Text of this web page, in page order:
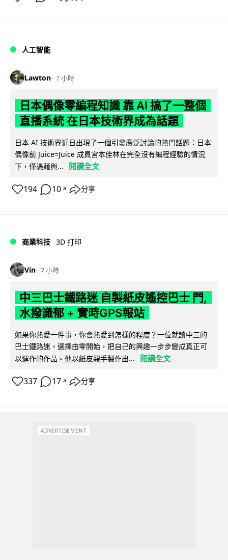
人工智能
Lawton 7 小時
日本偶像零編程知識 靠 AI 搞了一整個
直播系統 在日本技術界成為話題
日本 AI 技術界近日出現了一個引發廣泛討論的熱門話題：日本
偶像前 Juice=Juice 成員宮本佳林在完全沒有編程經驗的情況
下，僅憑藉與...
閱讀全文
194 10 ↗ 分享
商業科技 3D 打印
Vin 7 小時
中三巴士鐵路迷 自製紙皮遙控巴士 門,
水撥識郁 + 實時GPS報站
如果你熱愛一件事，你會熱愛到怎樣的程度？一位就讀中三的
巴士鐵路迷，選擇由零開始，把自己的興趣一步步變成真正可
以運作的作品。他以紙皮親手製作出...
閱讀全文
337 17 ↗ 分享
ADVERTISEMENT